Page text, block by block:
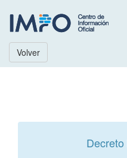
Volver
Decreto